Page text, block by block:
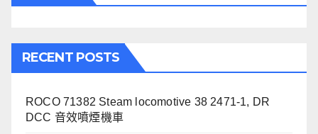
RECENT POSTS
ROCO 71382 Steam locomotive 38 2471-1, DR
DCC 音效噴煙機車